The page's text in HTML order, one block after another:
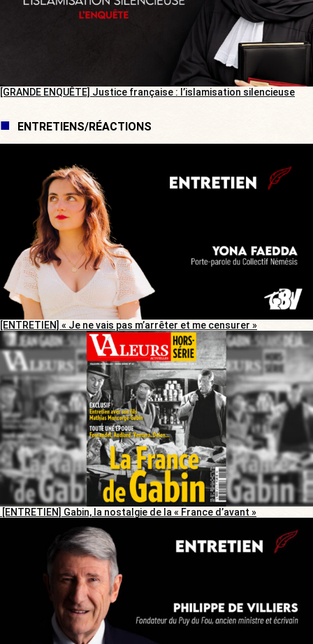
[GRANDE ENQUÊTE] Justice française : l’islamisation silencieuse
ENTRETIENS/RÉACTIONS
[ENTRETIEN] « Je ne vais pas m’arrêter et me censurer »
[ENTRETIEN] Gabin, la nostalgie de la « France d’avant »